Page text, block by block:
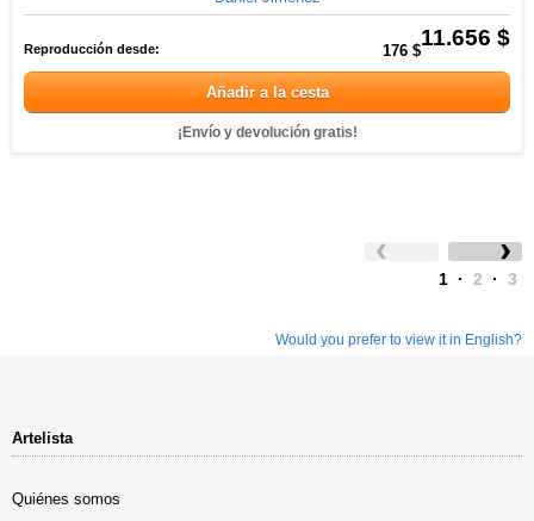
11.656 $
Reproducción desde: 176 $
Añadir a la cesta
¡Envío y devolución gratis!
1 · 2 · 3
Would you prefer to view it in English?
Artelista
Quiénes somos